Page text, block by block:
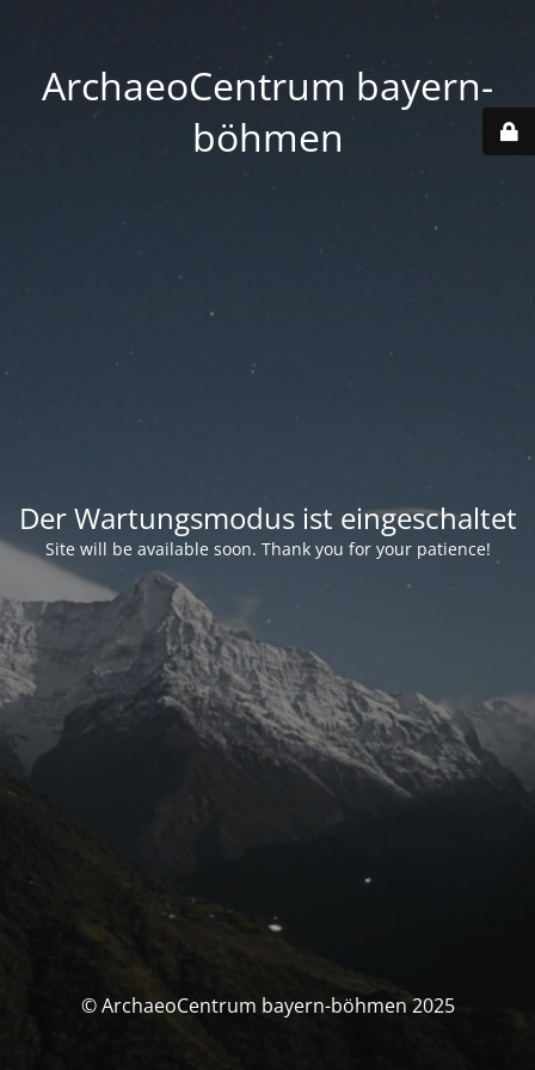
ArchaeoCentrum bayern-
böhmen
Der Wartungsmodus ist eingeschaltet
Site will be available soon. Thank you for your patience!
© ArchaeoCentrum bayern-böhmen 2025